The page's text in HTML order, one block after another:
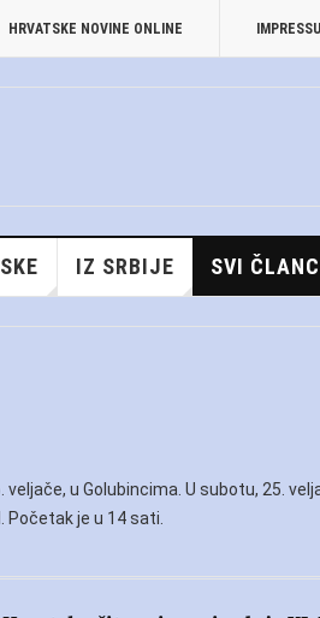
HRVATSKE NOVINE ONLINE
IZ SRBIJE SVI
u Golubincima. U subotu, 25.
je u 14 sati.